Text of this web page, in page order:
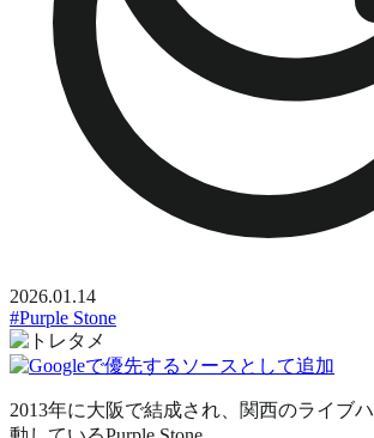
2026.01.14
#Purple Stone
2013年に大阪で結成され、関西のライブ